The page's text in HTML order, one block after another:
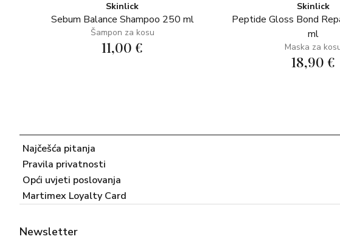
Skinlick
Sebum Balance Shampoo 250 ml
Šampon za kosu
11,00 €
Skinlick
Peptide Gloss Bond
ml
Maska za
18,90 €
Najčešća pitanja
Pravila privatnosti
Opći uvjeti poslovanja
Martimex Loyalty Card
Newsletter